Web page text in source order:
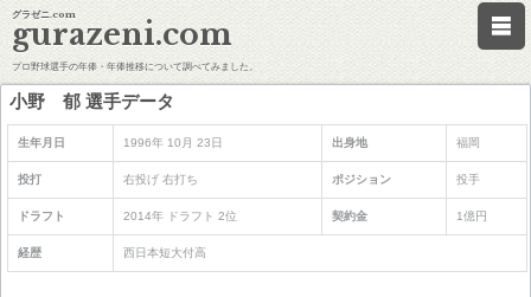
グラゼニ.com
gurazeni.com
プロ野球選手の年俸・年俸推移について調べてみました。
小野 郁 選手データ
生年月日 1996年 10月 23日 出身地 福岡
投打 右投げ 右打ち ポジション 投手
ドラフト 2014年 ドラフト 2位 契約金 1億円
経歴 西日本短大付高